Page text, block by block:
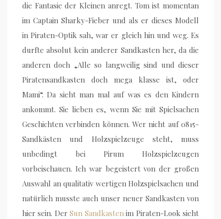
die Fantasie der Kleinen anregt. Tom ist momentan
im Captain Sharky-Fieber und als er dieses Modell
in Piraten-Optik sah, war er gleich hin und weg. Es
durfte absolut kein anderer Sandkasten her, da die
anderen doch „Alle so langweilig sind und dieser
Piratensandkasten doch mega klasse ist, oder
Mami“. Da sieht man mal auf was es den Kindern
ankommt. Sie lieben es, wenn Sie mit Spielsachen
Geschichten verbinden können. Wer nicht auf 0815-
Sandkästen und Holzspielzeuge steht, muss
unbedingt bei Pirum Holzspielzeugen
vorbeischauen. Ich war begeistert von der großen
Auswahl an qualitativ wertigen Holzspielsachen und
natürlich musste auch unser neuer Sandkasten von
hier sein. DerSun Sandkastenim Piraten-Look sieht